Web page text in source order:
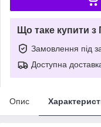
Що таке купити
Замовлення під
Доступна
Опис